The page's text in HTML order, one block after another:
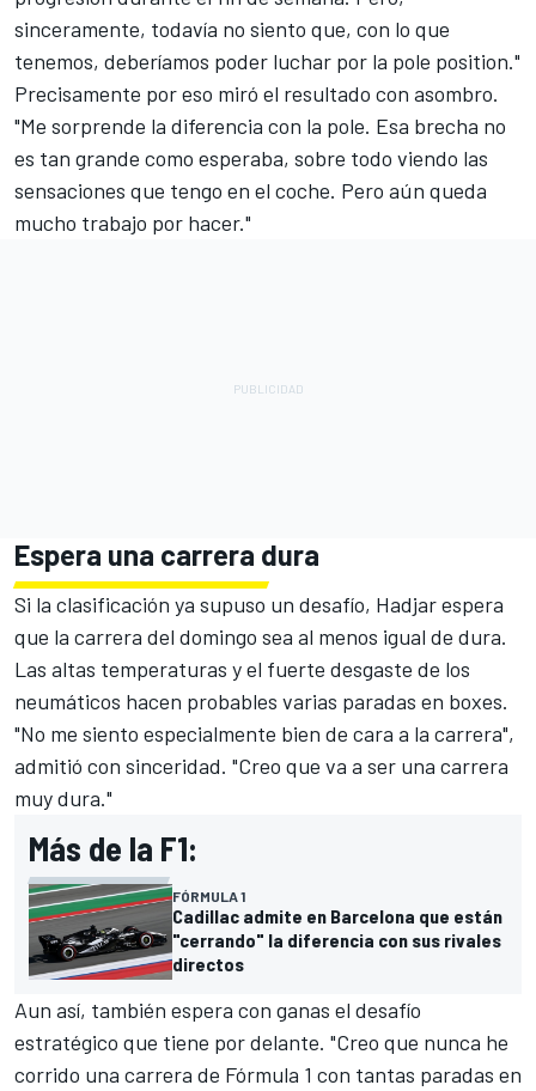
sinceramente, todavía no siento que, con lo que
tenemos, deberíamos poder luchar por la pole position."
Precisamente por eso miró el resultado con asombro.
"Me sorprende la diferencia con la pole. Esa brecha no
es tan grande como esperaba, sobre todo viendo las
sensaciones que tengo en el coche. Pero aún queda
mucho trabajo por hacer."
Espera una carrera dura
Si la clasificación ya supuso un desafío, Hadjar espera
que la carrera del domingo sea al menos igual de dura.
Las altas temperaturas y el fuerte desgaste de los
neumáticos hacen probables varias paradas en boxes.
"No me siento especialmente bien de cara a la carrera",
admitió con sinceridad. "Creo que va a ser una carrera
muy dura."
Más de la F1:
FÓRMULA 1
Cadillac admite en Barcelona que están
"cerrando" la diferencia con sus rivales
directos
Aun así, también espera con ganas el desafío
estratégico que tiene por delante. "Creo que nunca he
corrido una carrera de Fórmula 1 con tantas paradas en